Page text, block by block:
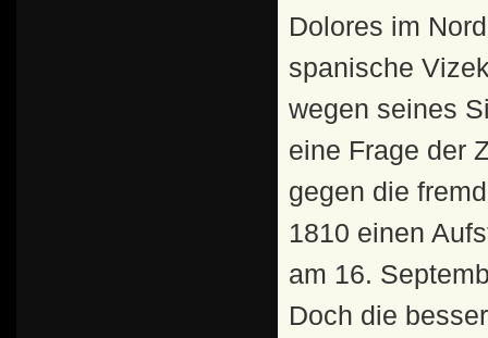
Dolores im
spanische
wegen seines
eine Frage der
gegen die
1810 einen
am 16.
Doch die